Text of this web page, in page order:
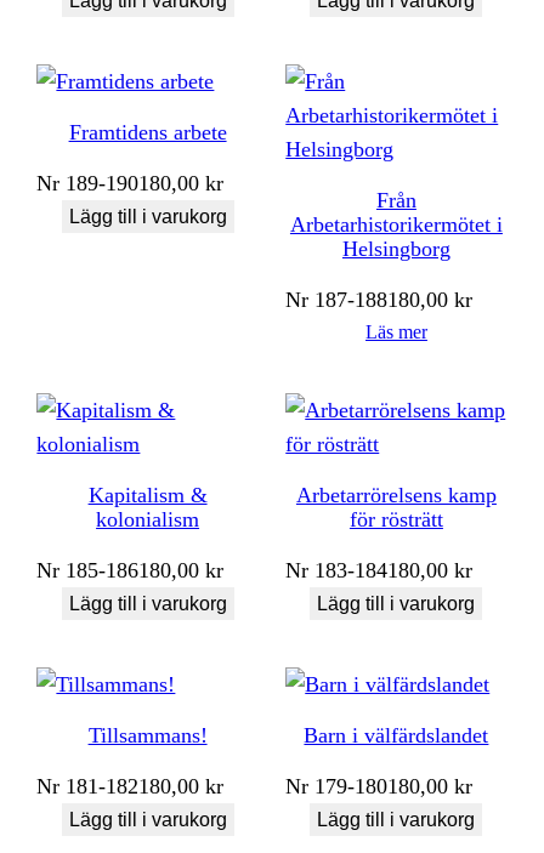
Framtidens arbete
Nr 189-190180,00kr
Lägg till i varukorg
Från
Arbetarhistorikermötet i
Helsingborg
Nr 187-188180,00kr
Läs mer
Kapitalism &
kolonialism
Nr 185-186180,00kr
Lägg till i varukorg
Arbetarrörelsens kamp
för rösträtt
Nr 183-184180,00kr
Lägg till i varukorg
Tillsammans!
Nr 181-182180,00kr
Lägg till i varukorg
Barn i välfärdslandet
Nr 179-180180,00kr
Lägg till i varukorg